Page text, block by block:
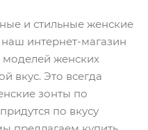
и стильные женские
интернет-магазин
женских
вкус. Это всегда
зонты по
по вкусу